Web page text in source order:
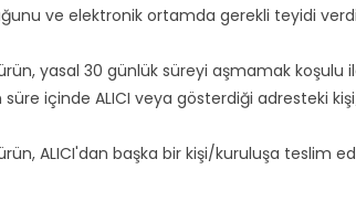
ve elektronik ortamda gerekli teyidi
yasal 30 günlük süreyi aşmamak koşulu
süre içinde ALICI veya gösterdiği adresteki
ALICI'dan başka bir kişi/kuruluşa teslim